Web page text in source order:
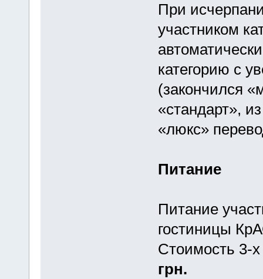
При
участником
категорию с
(закончился
«стандарт»,
«люкс»
Питание
Питание
гостиницы
Стоимость 3-х
грн.